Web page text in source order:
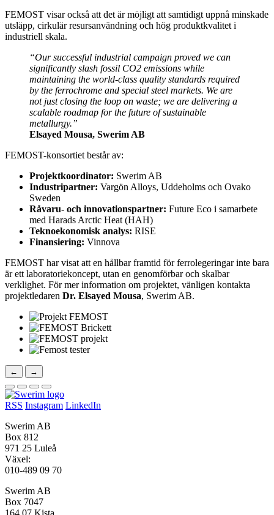
FEMOST visar också att det är möjligt att samtidigt uppnå minskade
utsläpp, cirkulär resursanvändning och hög produktkvalitet i
industriell skala.
“Our successful industrial campaign proved we can
significantly slash fossil CO2 emissions while
maintaining the world-class quality standards required
by the ferrochrome and special steel markets. We are
not just closing the loop on waste; we are delivering a
scalable roadmap for the future of sustainable
metallurgy.”
Elsayed Mousa, Swerim AB
FEMOST-konsortiet består av:
Projektkoordinator: Swerim AB
Industripartner: Vargön Alloys, Uddeholms och Ovako
Sweden
Råvaru- och innovationspartner: Future Eco i samarbete
med Harads Arctic Heat (HAH)
Teknoekonomisk analys: RISE
Finansiering: Vinnova
FEMOST har visat att en hållbar framtid för ferrolegeringar inte bara
är ett laboratoriekoncept, utan en genomförbar och skalbar
verklighet. För mer information om projektet, vänligen kontakta
projektledaren Dr. Elsayed Mousa, Swerim AB.
← →
RSS Instagram LinkedIn
Swerim AB
Box 812
971 25 Luleå
Växel:
010-489 09 70
Swerim AB
Box 7047
164 07 Kista